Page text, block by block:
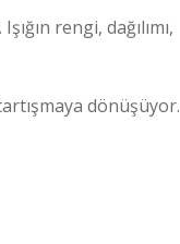
rengi, dağılımı,
dönüşüyor.